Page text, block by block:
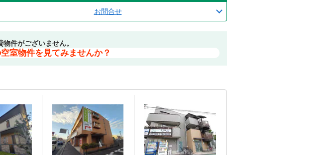
お問合せ
件がございません。
室物件を見てみませんか？